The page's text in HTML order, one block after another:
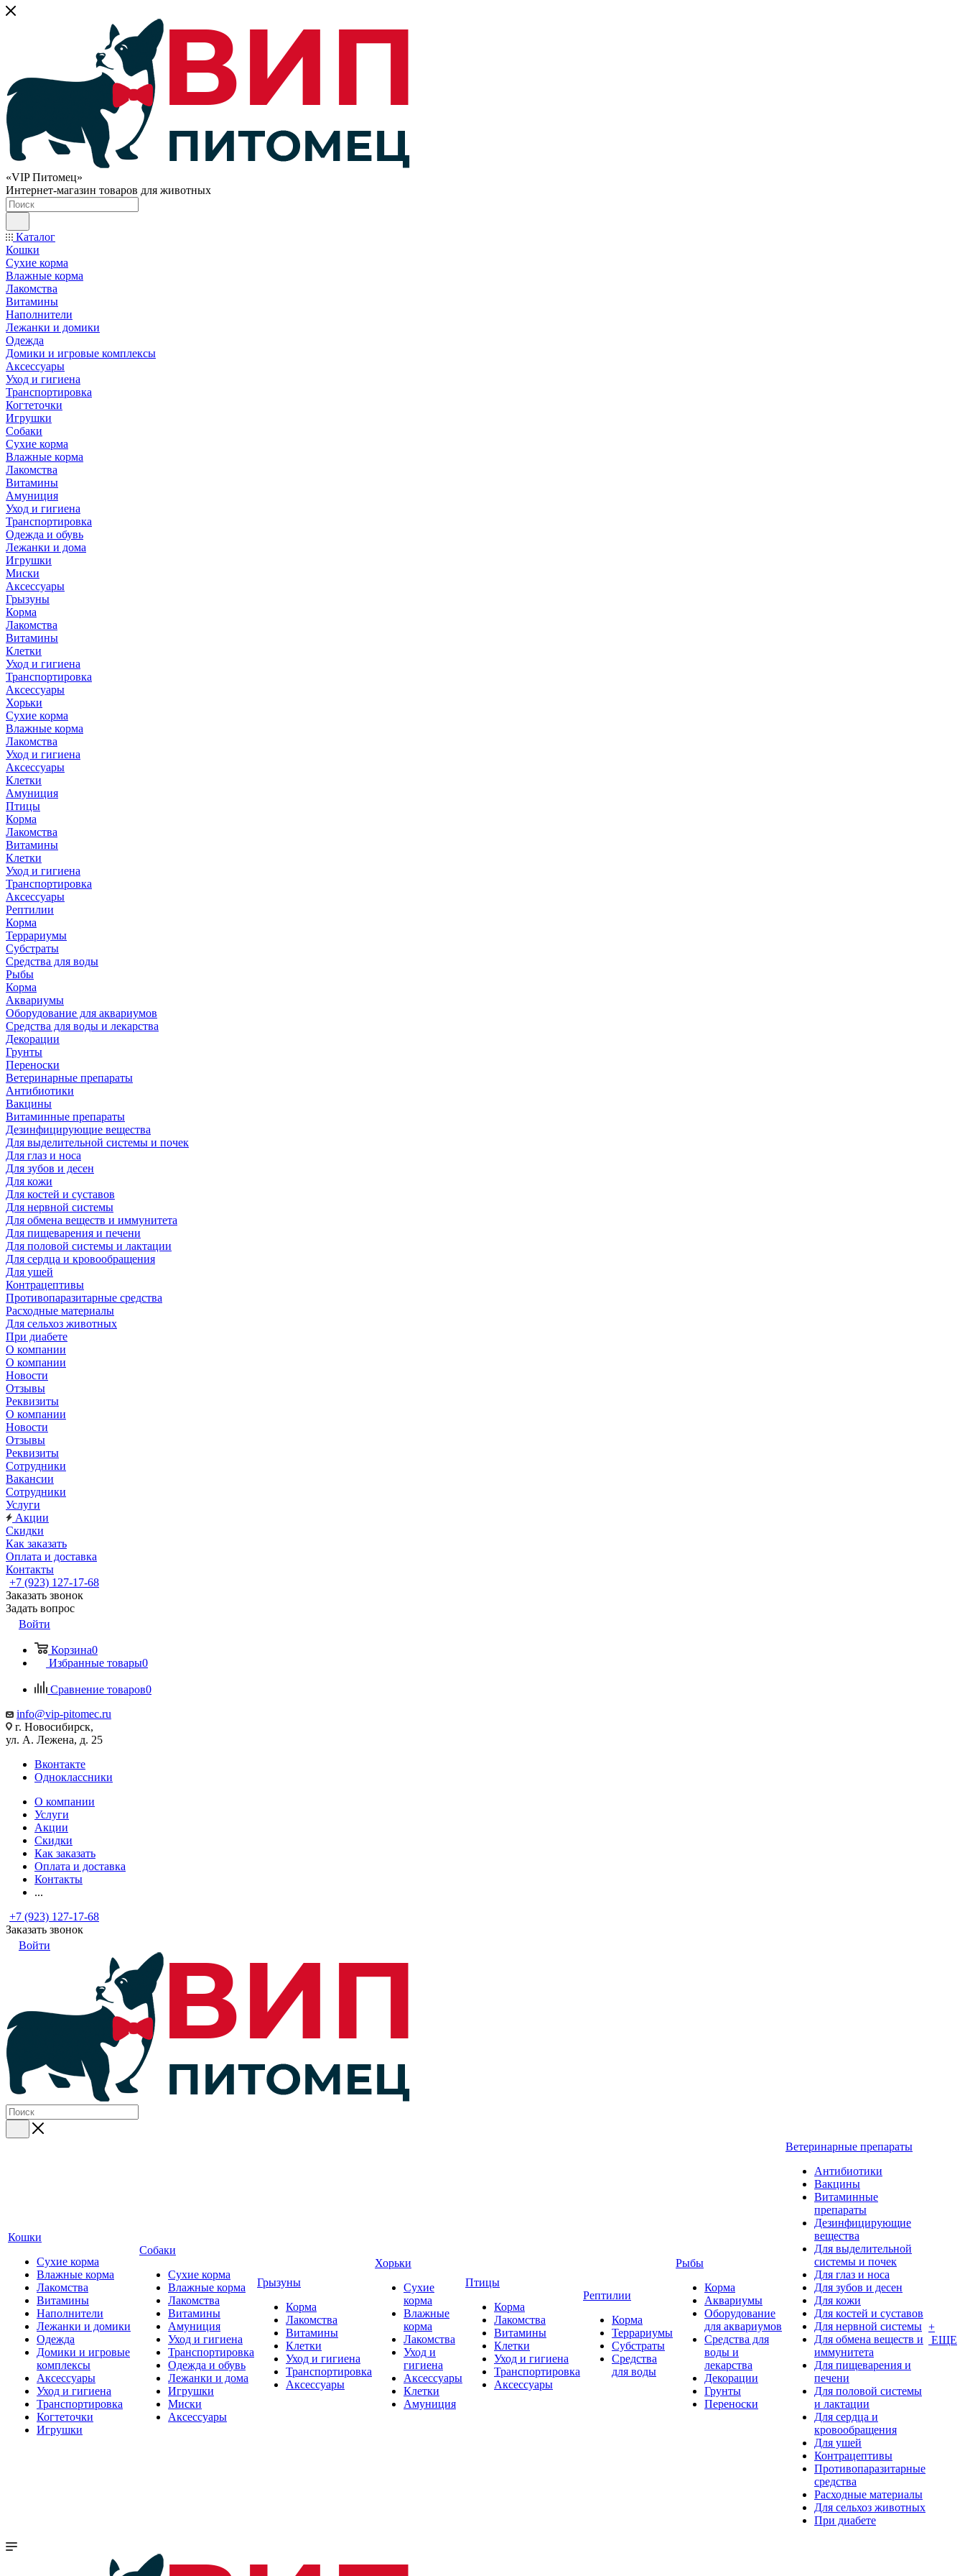
«VIP Питомец»
Интернет-магазин товаров для животных
Каталог
Кошки
Сухие корма
Влажные корма
Лакомства
Витамины
Наполнители
Лежанки и домики
Одежда
Домики и игровые комплексы
Аксессуары
Уход и гигиена
Транспортировка
Когтеточки
Игрушки
Собаки
Сухие корма
Влажные корма
Лакомства
Витамины
Амуниция
Уход и гигиена
Транспортировка
Одежда и обувь
Лежанки и дома
Игрушки
Миски
Аксессуары
Грызуны
Корма
Лакомства
Витамины
Клетки
Уход и гигиена
Транспортировка
Аксессуары
Хорьки
Сухие корма
Влажные корма
Лакомства
Уход и гигиена
Аксессуары
Клетки
Амуниция
Птицы
Корма
Лакомства
Витамины
Клетки
Уход и гигиена
Транспортировка
Аксессуары
Рептилии
Корма
Террариумы
Субстраты
Средства для воды
Рыбы
Корма
Аквариумы
Оборудование для аквариумов
Средства для воды и лекарства
Декорации
Грунты
Переноски
Ветеринарные препараты
Антибиотики
Вакцины
Витаминные препараты
Дезинфицирующие вещества
Для выделительной системы и почек
Для глаз и носа
Для зубов и десен
Для кожи
Для костей и суставов
Для нервной системы
Для обмена веществ и иммунитета
Для пищеварения и печени
Для половой системы и лактации
Для сердца и кровообращения
Для ушей
Контрацептивы
Противопаразитарные средства
Расходные материалы
Для сельхоз животных
При диабете
О компании
О компании
Новости
Отзывы
Реквизиты
О компании
Новости
Отзывы
Реквизиты
Сотрудники
Вакансии
Сотрудники
Услуги
Акции
Скидки
Как заказать
Оплата и доставка
Контакты
+7 (923) 127-17-68
Заказать звонок
Задать вопрос
Войти
Корзина0
Избранные товары0
Сравнение товаров0
info@vip-pitomec.ru
г. Новосибирск,
ул. А. Лежена, д. 25
Вконтакте
Одноклассники
О компании
Услуги
Акции
Скидки
Как заказать
Оплата и доставка
Контакты
...
+7 (923) 127-17-68
Заказать звонок
Войти
Кошки
Сухие корма
Влажные корма
Лакомства
Витамины
Наполнители
Лежанки и домики
Одежда
Домики и игровые
комплексы
Аксессуары
Уход и гигиена
Транспортировка
Когтеточки
Игрушки
Собаки
Сухие корма
Влажные корма
Лакомства
Витамины
Амуниция
Уход и гигиена
Транспортировка
Одежда и обувь
Лежанки и дома
Игрушки
Миски
Аксессуары
Грызуны
Корма
Лакомства
Витамины
Клетки
Уход и гигиена
Транспортировка
Аксессуары
Хорьки
Сухие
корма
Влажные
корма
Лакомства
Уход и
гигиена
Аксессуары
Клетки
Амуниция
Птицы
Корма
Лакомства
Витамины
Клетки
Уход и гигиена
Транспортировка
Аксессуары
Рептилии
Корма
Террариумы
Субстраты
Средства
для воды
Рыбы
Корма
Аквариумы
Оборудование
для аквариумов
Средства для
воды и
лекарства
Декорации
Грунты
Переноски
Ветеринарные препараты
Антибиотики
Вакцины
Витаминные
препараты
Дезинфицирующие
вещества
Для выделительной
системы и почек
Для глаз и носа
Для зубов и десен
Для кожи
Для костей и суставов
Для нервной системы
Для обмена веществ и
иммунитета
Для пищеварения и
печени
Для половой системы
и лактации
Для сердца и
кровообращения
Для ушей
Контрацептивы
Противопаразитарные
средства
Расходные материалы
Для сельхоз животных
При диабете
+
ЕЩЕ